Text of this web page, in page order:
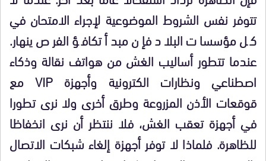
تتوفر نفس الشروط الموضوعية لإجراء الامتحان في
كل مؤسسات البلاد فإن مبدأ تكافؤ الفرص ينهار.
عندما تتطور أساليب الغش من هواتف نقالة وذكاء
اصطناعي ونظارات الكترونية وأجهزة VIP مع
قوقعات الأذن المزروعة وطرق أخرى ولا نرى تطورا
في أجهزة تعقب الغش، فلا ننتظر أن نرى انخفاظا
للظاهرة. فلماذا لا توفر أجهزة إلغاء شبكات الاتصال